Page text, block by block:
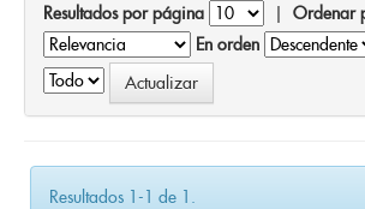
Resultados por página | Ordenar
En orden
Resultados 1-1 de 1.